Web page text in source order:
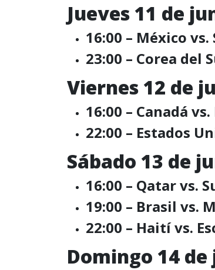
Jueves 11 de
16:00 – México
23:00 – Corea del
Viernes 12 de
16:00 – Canadá
22:00 – Estados
Sábado 13 de
16:00 – Qatar vs.
19:00 – Brasil vs.
22:00 – Haití vs.
Domingo 14